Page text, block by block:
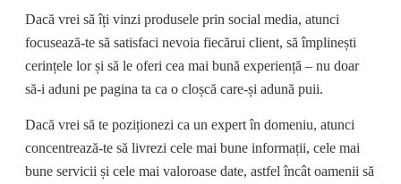
Dacă vrei să îți vinzi produsele prin social media, atunci
focusează-te să satisfaci nevoia fiecărui client, să împlinești
cerințele lor și să le oferi cea mai bună experiență – nu doar
să-i aduni pe pagina ta ca o cloșcă care-și adună puii.
Dacă vrei să te poziționezi ca un expert în domeniu, atunci
concentrează-te să livrezi cele mai bune informații, cele mai
bune servicii și cele mai valoroase date, astfel încât oamenii să